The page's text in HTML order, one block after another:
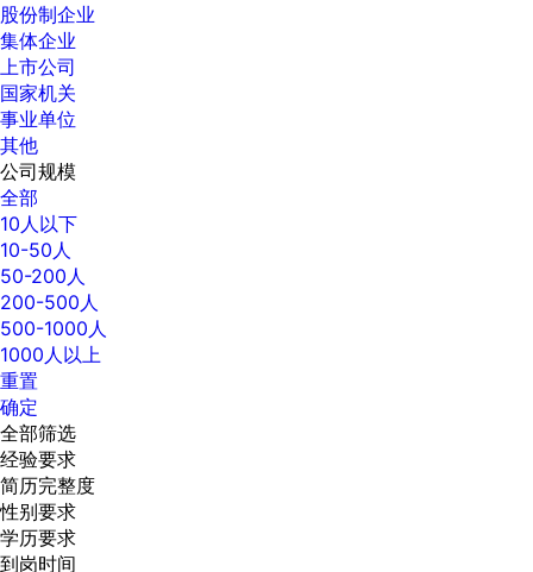
股份制企业
集体企业
上市公司
国家机关
事业单位
其他
公司规模
全部
10人以下
10-50人
50-200人
200-500人
500-1000人
1000人以上
重置
确定
全部筛选
经验要求
简历完整度
性别要求
学历要求
到岗时间